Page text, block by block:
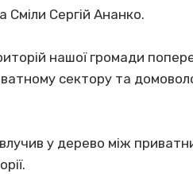
Сміли Сергій Ананко.
нашої громади
сектору та
у дерево між